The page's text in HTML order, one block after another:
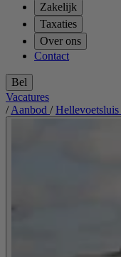
Zakelijk
Taxaties
Over ons
Contact
Bel
Vacatures
/ Aanbod / Hellevoetsluis